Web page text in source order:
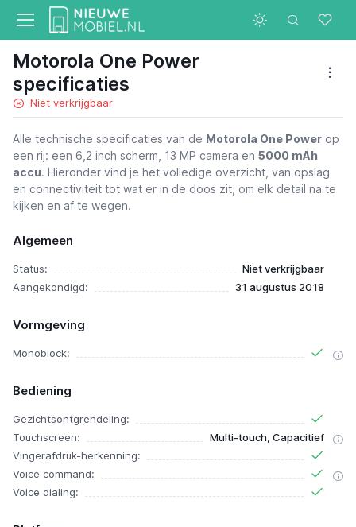
Motorola One Power
specificaties
Niet verkrijgbaar
Alle technische specificaties van de Motorola One Power op
een rij: een 6,2 inch scherm, 13 MP camera en 5000 mAh
accu. Hieronder vind je het volledige overzicht, van opslag
en connectiviteit tot wat er in de doos zit, om elk detail na te
kijken en af te wegen.
Algemeen
Status:
Niet verkrijgbaar
Aangekondigd:
31 augustus 2018
Vormgeving
Monoblock:
Bediening
Gezichtsontgrendeling:
Touchscreen:
Multi-touch, Capacitief
Vingerafdruk-herkenning:
Voice command:
Voice dialing: